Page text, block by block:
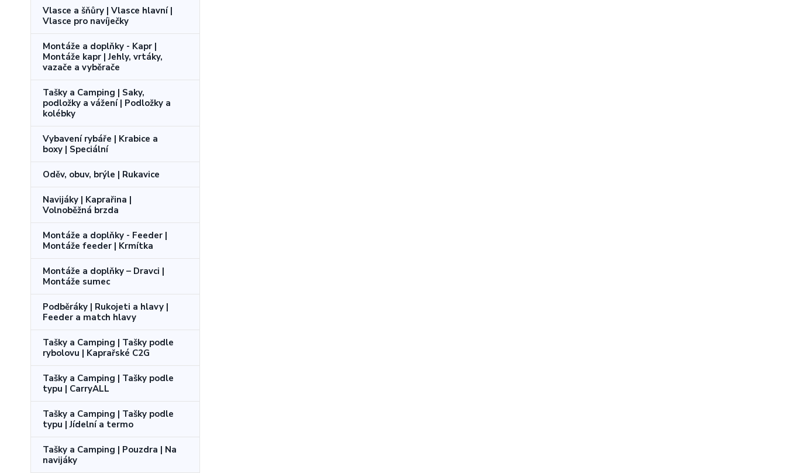
Vlasce a šňůry | Vlasce hlavní |
Vlasce pro navíječky
Montáže a doplňky - Kapr |
Montáže kapr | Jehly, vrtáky,
vazače a vyběrače
Tašky a Camping | Saky,
podložky a vážení | Podložky a
kolébky
Vybavení rybáře | Krabice a
boxy | Speciální
Oděv, obuv, brýle | Rukavice
Navijáky | Kaprařina |
Volnoběžná brzda
Montáže a doplňky - Feeder |
Montáže feeder | Krmítka
Montáže a doplňky – Dravci |
Montáže sumec
Podběráky | Rukojeti a hlavy |
Feeder a match hlavy
Tašky a Camping | Tašky podle
rybolovu | Kaprařské C2G
Tašky a Camping | Tašky podle
typu | CarryALL
Tašky a Camping | Tašky podle
typu | Jídelní a termo
Tašky a Camping | Pouzdra | Na
navijáky